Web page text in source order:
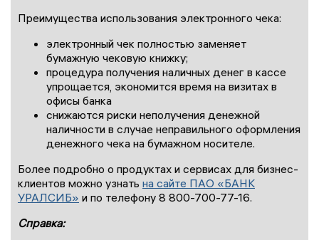
Преимущества использования электронного чека:
электронный чек полностью заменяет
бумажную чековую книжку;
процедура получения наличных денег в кассе
упрощается, экономится время на визитах в
офисы банка
снижаются риски неполучения денежной
наличности в случае неправильного оформления
денежного чека на бумажном носителе.
Более подробно о продуктах и сервисах для бизнес-
клиентов можно узнать на сайте ПАО «БАНК
УРАЛСИБ» и по телефону 8 800-700-77-16.
Справка: